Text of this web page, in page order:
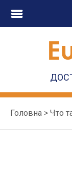
содержимому
Головна > Что